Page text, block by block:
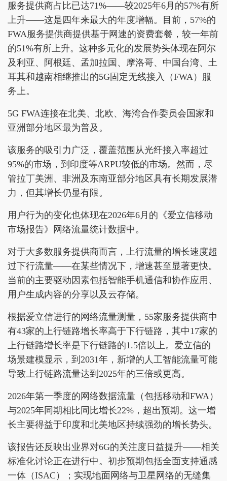
服务提供商占比已达71%——较2025年6月的57%有所
上升——这是四年来最大的年度增幅。目前，57%的
FWA服务提供商提供基于网速的资费套餐，较一年前
的51%有所上升。这种多元化的发展势头体现在阿尔
及利亚、阿根廷、孟加拉国、摩洛哥、中国台湾、土
耳其和越南相继推出的5G固定无线接入（FWA）服
务上。
5G FWA连接在北美、北欧、海湾合作委员会国家和
亚洲部分地区最为普及。
该服务的吸引力广泛，覆盖范围从光纤接入率超过
95%的市场，到印度等ARPU较低的市场。然而，尽
管拉丁美洲、非洲及东南亚部分地区具有长期发展潜
力，但其增长仍显有限。
用户行为的变化也体现在2026年6月的《爱立信移动
市场报告》网络流量统计数据中。
对于大多数服务提供商而言，上行流量的增长速度超
过下行流量——在某些情况下，增速甚至显著更快。
当前的主要驱动因素包括智能手机通信和协作应用、
用户生成内容的分享以及云存储。
根据爱立信进行的网络流量测量，55家服务提供商中
有43家的上行链路增长率高于下行链路，其中17家的
上行链路增长率是下行链路的1.5倍以上。爱立信的
场景建模显示，到2031年，新增的人工智能流量可能
导致上行链路流量达到2025年的三倍或更高。
2026年第一季度的网络数据流量（包括移动和FWA）
与2025年同期相比同比增长22%，超出预期。这一增
长主要得益于印度和北美地区持续强劲的增长势头。
该报告还反映出业界对6G的关注度日益提升——相关
标准化讨论正在进行中。初步预期包括全面支持通感
一体（ISAC）；实现地面网络与卫星网络的无缝集